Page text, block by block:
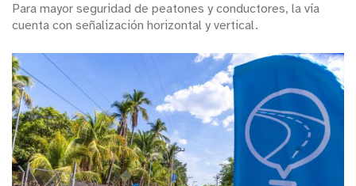
Para mayor seguridad de peatones y conductores, la vía
cuenta con señalización horizontal y vertical.